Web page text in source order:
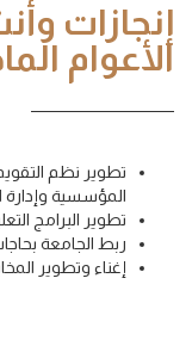
إنجازات
الأعوام
تطوير نظم
المؤسسية وإدارة
تطوير البرامج
ربط الجامعة
إغناء وتطوير